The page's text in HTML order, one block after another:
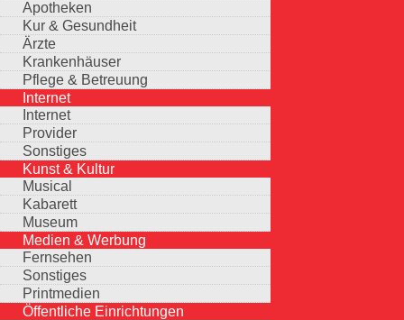
Apotheken
Kur & Gesundheit
Ärzte
Krankenhäuser
Pflege & Betreuung
Internet
Internet
Provider
Sonstiges
Kunst & Kultur
Musical
Kabarett
Museum
Medien & Werbung
Fernsehen
Sonstiges
Printmedien
Öffentliche Einrichtungen